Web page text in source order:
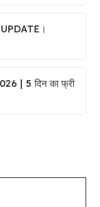
| 5 दिन का फ्री